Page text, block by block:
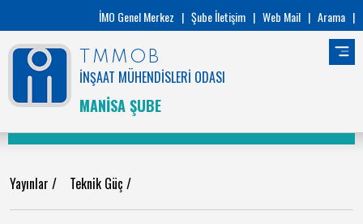
İMO Genel Merkez | Şube İletişim | Web Mail | Arama |
TMMOB
İNŞAAT MÜHENDİSLERİ ODASI
MANİSA ŞUBE
Yayınlar / Teknik Güç /